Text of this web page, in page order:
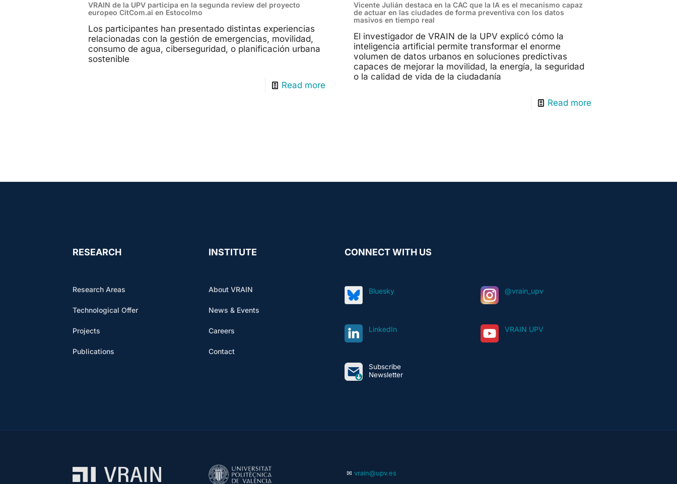
VRAIN de la UPV participa en la segunda review del proyecto
europeo CitCom.ai en Estocolmo
Los participantes han presentado distintas experiencias
relacionadas con la gestión de emergencias, movilidad,
consumo de agua, ciberseguridad, o planificación urbana
sostenible
Read more
Vicente Julián destaca en la CAC que la IA es el mecanismo capaz
de actuar en las ciudades de forma preventiva con los datos
masivos en tiempo real
El investigador de VRAIN de la UPV explicó cómo la
inteligencia artificial permite transformar el enorme
volumen de datos urbanos en soluciones predictivas
capaces de mejorar la movilidad, la energía, la seguridad
o la calidad de vida de la ciudadanía
Read more
RESEARCH
Research Areas
Technological Offer
Projects
Publications
INSTITUTE
About VRAIN
News & Events
Careers
Contact
CONNECT WITH US
Bluesky @vrain_upv
LinkedIn VRAIN UPV
Subscribe
Newsletter
✉ vrain@upv.es